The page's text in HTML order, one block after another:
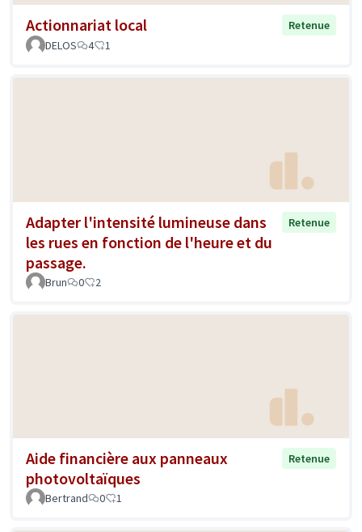
Actionnariat local
Retenue
DELOS
4 1
Adapter l'intensité lumineuse dans
les rues en fonction de l'heure et du
passage.
Retenue
Brun 0 2
Aide financière aux panneaux
photovoltaïques
Retenue
Bertrand 0 1